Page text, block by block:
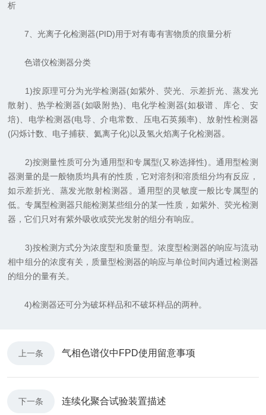
析
7、光离子化检测器(PID)用于对有毒有害物质的痕量分析
色谱仪检测器分类
1)按原理可分为光学检测器(如紫外、荧光、示差折光、蒸发光
散射)、热学检测器(如吸附热)、电化学检测器(如极谱、库仑、安
培)、电学检测器(电导、介电常数、压电石英频率)、放射性检测器
(闪烁计数、电子捕获、氦离子化)以及氢火焰离子化检测器。
2)按测量性质可分为通用型和专属型(又称选择性)。通用型检测
器测量的是一般物质均具有的性质，它对溶剂和溶质组分均有反应，
如示差折光、蒸发光散射检测器。通用型的灵敏度一般比专属型的
低。专属型检测器只能检测某些组分的某一性质，如紫外、荧光检测
器，它们只对有紫外吸收或荧光发射的组分有响应。
3)按检测方式分为浓度型和质量型。浓度型检测器的响应与流动
相中组分的浓度有关，质量型检测器的响应与单位时间内通过检测器
的组分的量有关。
4)检测器还可分为破坏样品和不破坏样品的两种。
上一条 气相色谱仪中FPD使用留意事项
下一条 连续化聚合试验装置描述